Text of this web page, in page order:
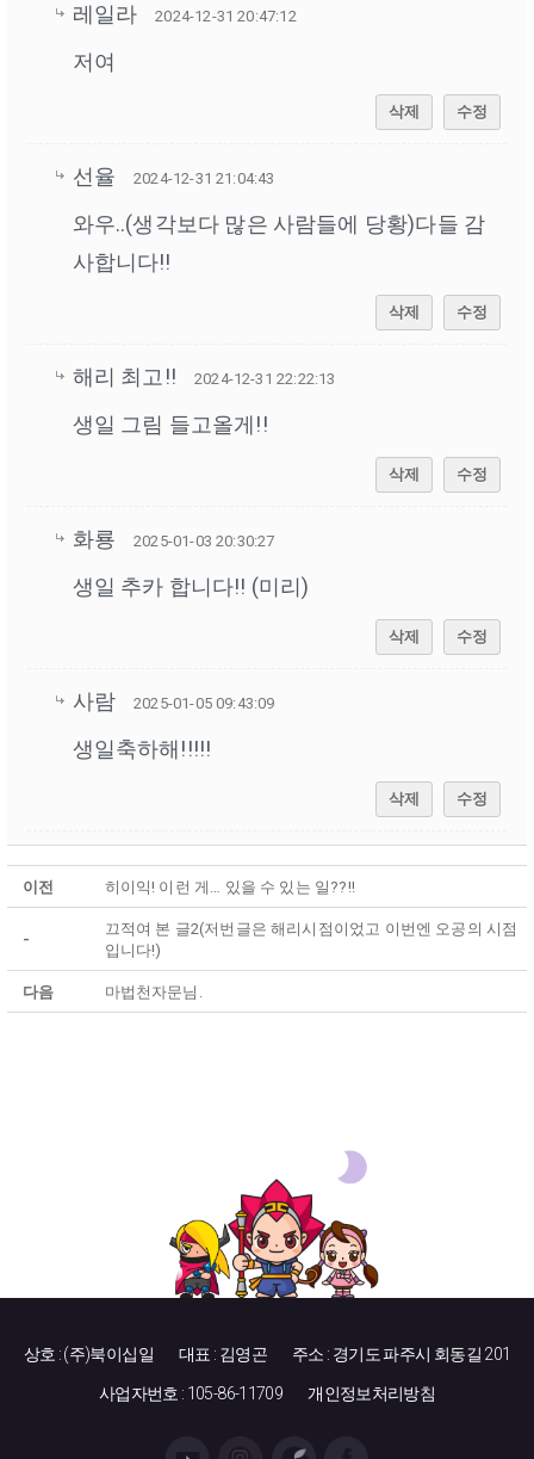
레일라 2024-12-31 20:47:12
저여
삭제 수정
선율 2024-12-31 21:04:43
와우..(생각보다 많은 사람들에 당황)다들 감
사합니다!!
삭제 수정
해리 최고!! 2024-12-31 22:22:13
생일 그림 들고올게!!
삭제 수정
화룡 2025-01-03 20:30:27
생일 추카 합니다!! (미리)
삭제 수정
사람 2025-01-05 09:43:09
생일축하해!!!!!
삭제 수정
이전 히이익! 이런 게… 있을 수 있는 일??!!
-
끄적여 본 글2(저번글은 해리시점이었고 이번엔 오공의 시점
입니다!)
다음 마법천자문님.
상호 : (주)북이십일 대표 : 김영곤 주소 : 경기도 파주시 회동길 201
사업자번호 : 105-86-11709 개인정보처리방침